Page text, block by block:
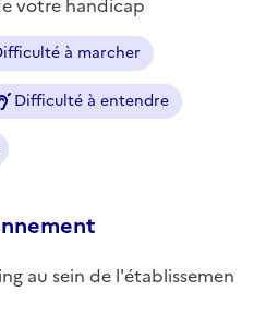
à marcher
Difficulté à entendre
au sein de l'établissemen